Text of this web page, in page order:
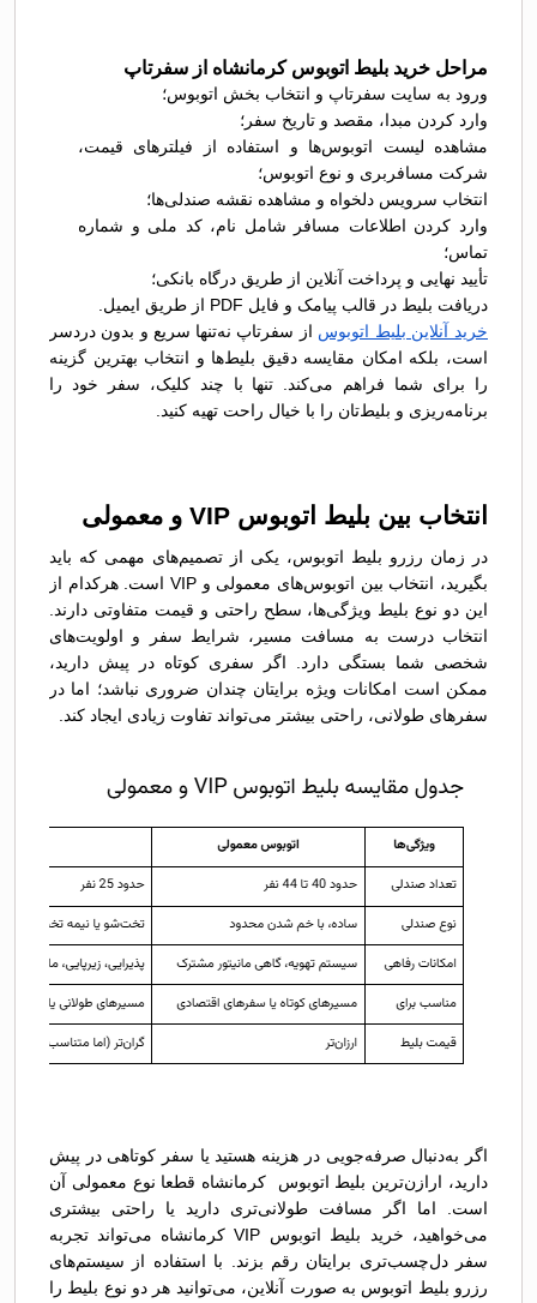
مراحل خرید بلیط اتوبوس کرمانشاه از سفرتاپ
ورود به سایت سفرتاپ و انتخاب بخش اتوبوس؛
وارد کردن مبدا، مقصد و تاریخ سفر؛
مشاهده لیست اتوبوس‌ها و استفاده از فیلترهای قیمت،
شرکت مسافربری و نوع اتوبوس؛
انتخاب سرویس دلخواه و مشاهده نقشه صندلی‌ها؛
وارد کردن اطلاعات مسافر شامل نام، کد ملی و شماره
تماس؛
تأیید نهایی و پرداخت آنلاین از طریق درگاه بانکی؛
دریافت بلیط در قالب پیامک و فایل PDF از طریق ایمیل.
خرید آنلاین بلیط اتوبوس از سفرتاپ نه‌تنها سریع و بدون دردسر
است، بلکه امکان مقایسه دقیق بلیط‌ها و انتخاب بهترین گزینه
را برای شما فراهم می‌کند. تنها با چند کلیک، سفر خود را
برنامه‌ریزی و بلیط‌تان را با خیال راحت تهیه کنید.
انتخاب بین بلیط اتوبوس VIP و معمولی
در زمان رزرو بلیط اتوبوس، یکی از تصمیم‌های مهمی که باید
بگیرید، انتخاب بین اتوبوس‌های معمولی و VIP است. هرکدام از
این دو نوع بلیط ویژگی‌ها، سطح راحتی و قیمت متفاوتی دارند.
انتخاب درست به مسافت مسیر، شرایط سفر و اولویت‌های
شخصی شما بستگی دارد. اگر سفری کوتاه در پیش دارید،
ممکن است امکانات ویژه برایتان چندان ضروری نباشد؛ اما در
سفرهای طولانی، راحتی بیشتر می‌تواند تفاوت زیادی ایجاد کند.
اگر به‌دنبال صرفه‌جویی در هزینه هستید یا سفر کوتاهی در پیش
دارید، ارازن‌ترین بلیط اتوبوس کرمانشاه قطعا نوع معمولی آن
است. اما اگر مسافت طولانی‌تری دارید یا راحتی بیشتری
می‌خواهید، خرید بلیط اتوبوس VIP کرمانشاه می‌تواند تجربه
سفر دل‌چسب‌تری برایتان رقم بزند. با استفاده از سیستم‌های
رزرو بلیط اتوبوس به صورت آنلاین، می‌توانید هر دو نوع بلیط را